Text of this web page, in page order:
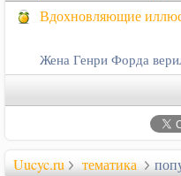
Вдохновляющие
Жена Генри Форда
Uucyc.ru тематика